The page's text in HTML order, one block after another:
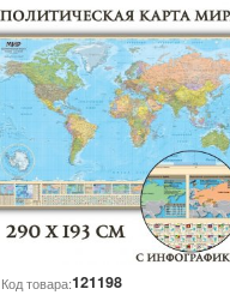
Код товара:121198